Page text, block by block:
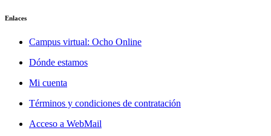
Enlaces
Campus virtual: Ocho Online
Dónde estamos
Mi cuenta
Términos y condiciones de contratación
Acceso a WebMail